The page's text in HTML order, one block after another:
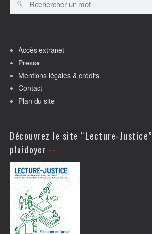
Accès extranet
Presse
Mentions légales & crédits
Contact
Plan du site
Découvrez le site “Lecture-
plaidoyer